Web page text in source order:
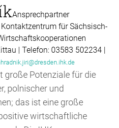
Ansprechpartner
für Sächsisch-
| Telefon: 03583 502234 |
große Potenziale für die
polnischer und
das ist eine große
wirtschaftliche